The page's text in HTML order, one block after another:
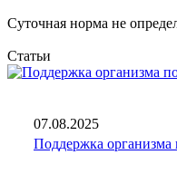
Суточная норма не
Статьи
07.08.2025
Поддержка организма